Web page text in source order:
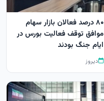
۸۰ درصد فعالان بازار سهام
موافق توقف فعالیت بورس در
ایام جنگ بودند
دیروز